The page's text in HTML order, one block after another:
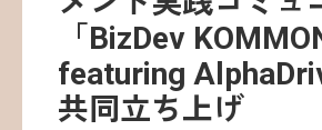
イベント
採用情報
「BizDev
featuring
共同立ち上げ